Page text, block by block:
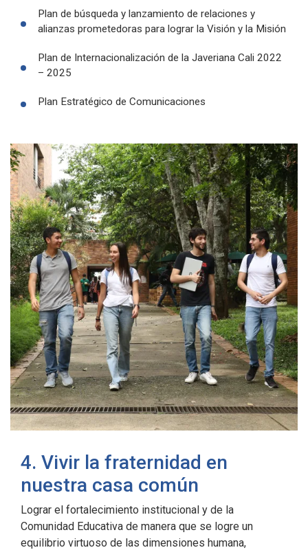
Plan de búsqueda y lanzamiento de relaciones y
alianzas prometedoras para lograr la Visión y la Misión
Plan de Internacionalización de la Javeriana Cali 2022
– 2025
Plan Estratégico de Comunicaciones
4. Vivir la fraternidad en
nuestra casa común
Lograr el fortalecimiento institucional y de la
Comunidad Educativa de manera que se logre un
equilibrio virtuoso de las dimensiones humana,